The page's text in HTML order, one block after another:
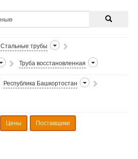
Стальные трубы
Труба восстановленная
Республика Башкортостан
Цены Поставщики